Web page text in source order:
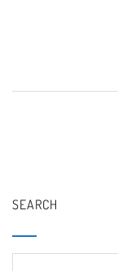
SEARCH